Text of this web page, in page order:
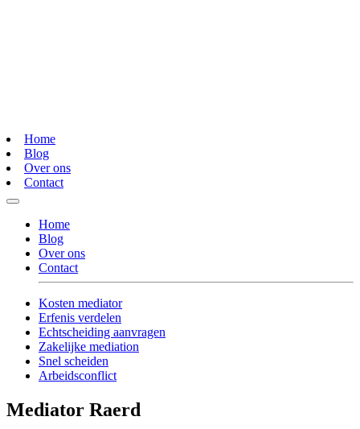
Home
Blog
Over ons
Contact
Home
Blog
Over ons
Contact
Kosten mediator
Erfenis verdelen
Echtscheiding aanvragen
Zakelijke mediation
Snel scheiden
Arbeidsconflict
Mediator Raerd